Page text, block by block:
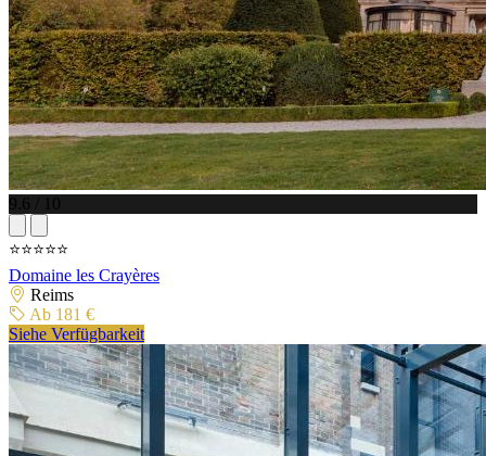
9.6 / 10
⭐⭐⭐⭐⭐
Domaine les Crayères
Reims
Ab 181 €
Siehe Verfügbarkeit